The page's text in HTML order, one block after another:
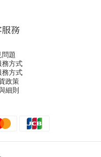
務
問題
務方式
務方式
政策
細則